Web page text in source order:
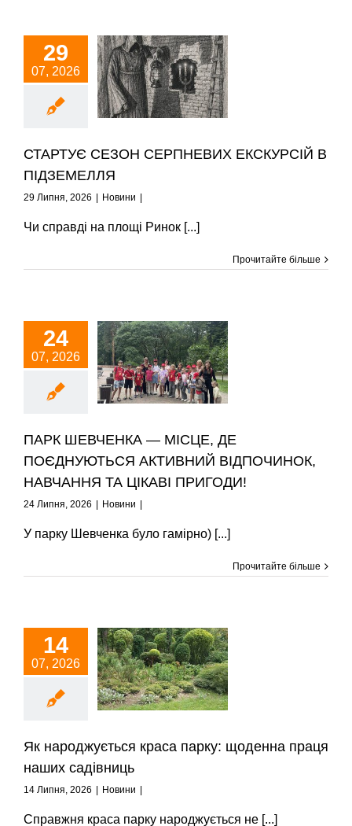
29
07, 2026
СЕЗОН
СЕРПНЕВИХ
В
СТАРТУЄ СЕЗОН СЕРПНЕВИХ ЕКСКУРСІЙ В
ПІДЗЕМЕЛЛЯ
29 Липня, 2026 Новини
Чи справді на площі Ринок [...]
Прочитайте більше
24
07, 2026
МІСЦЕ, ДЕ
АКТИВНИЙ
ТА
Новини
ПАРК ШЕВЧЕНКА — МІСЦЕ, ДЕ
ПОЄДНУЮТЬСЯ АКТИВНИЙ ВІДПОЧИНОК,
НАВЧАННЯ ТА ЦІКАВІ ПРИГОДИ!
24 Липня, 2026 Новини
У парку Шевченка було гамірно) [...]
Прочитайте більше
14
07, 2026
народжується
парку: щоденна
праця наших
садівниць
Як народжується краса парку: щоденна праця
наших садівниць
14 Липня, 2026 Новини
Справжня краса парку народжується не [...]